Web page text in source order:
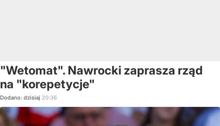
"Wetomat". Nawrocki zaprasza rząd
na "korepetycje"
Dodano: dzisiaj 20:36